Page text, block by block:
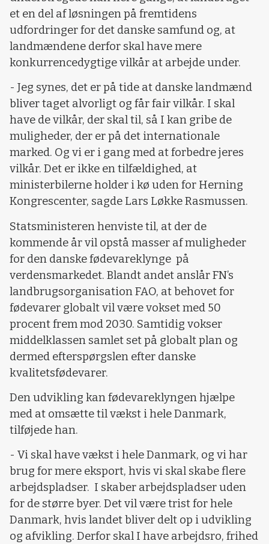
et en del af løsningen på fremtidens
udfordringer for det danske samfund og, at
landmændene derfor skal have mere
konkurrencedygtige vilkår at arbejde under.
- Jeg synes, det er på tide at danske landmænd
bliver taget alvorligt og får fair vilkår. I skal
have de vilkår, der skal til, så I kan gribe de
muligheder, der er på det internationale
marked. Og vi er i gang med at forbedre jeres
vilkår. Det er ikke en tilfældighed, at
ministerbilerne holder i kø uden for Herning
Kongrescenter, sagde Lars Løkke Rasmussen.
Statsministeren henviste til, at der de
kommende år vil opstå masser af muligheder
for den danske fødevareklynge på
verdensmarkedet. Blandt andet anslår FN’s
landbrugsorganisation FAO, at behovet for
fødevarer globalt vil være vokset med 50
procent frem mod 2030. Samtidig vokser
middelklassen samlet set på globalt plan og
dermed efterspørgslen efter danske
kvalitetsfødevarer.
Den udvikling kan fødevareklyngen hjælpe
med at omsætte til vækst i hele Danmark,
tilføjede han.
- Vi skal have vækst i hele Danmark, og vi har
brug for mere eksport, hvis vi skal skabe flere
arbejdspladser. I skaber arbejdspladser uden
for de større byer. Det vil være trist for hele
Danmark, hvis landet bliver delt op i udvikling
og afvikling. Derfor skal I have arbejdsro, frihed